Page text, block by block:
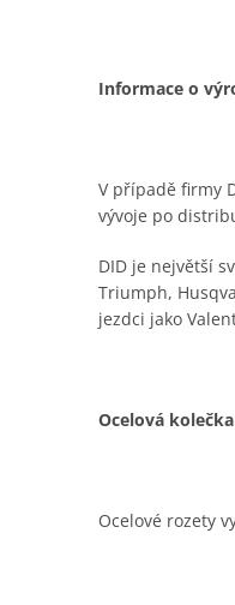
Informace o
V případě firmy
vývoje po
DID je největší
Triumph,
jezdci jako
Ocelová
Ocelové rozety